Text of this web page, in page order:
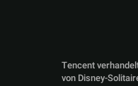
Tencent
von Disney-